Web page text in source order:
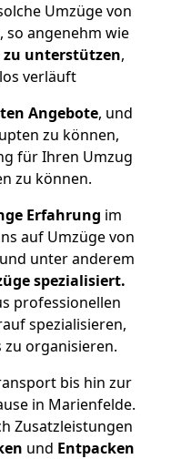
Umzüge von
so angenehm wie
zu unterstützen,
verläuft
Angebote, und
zu können,
für Ihren Umzug
zu können.
Erfahrung im
auf Umzüge von
unter anderem
spezialisiert.
professionellen
spezialisieren,
zu organisieren.
bis hin zur
in Marienfelde.
Zusatzleistungen
und Entpacken